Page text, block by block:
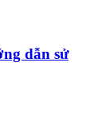
dẫn sử